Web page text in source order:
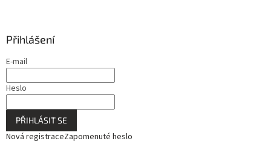
Přihlášení
E-mail
Heslo
PŘIHLÁSIT SE
Nová registraceZapomenuté heslo